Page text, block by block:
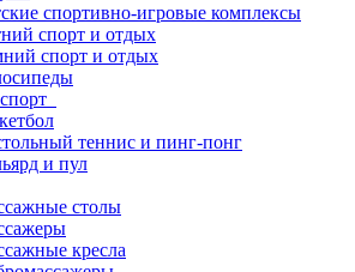
спортивно-игровые комплексы
спорт и отдых
спорт и отдых
теннис и пинг-понг
и пул
столы
кресла